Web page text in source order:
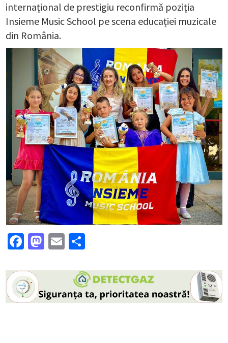
internațional de prestigiu reconfirmă poziția
Insieme Music School pe scena educației muzicale
din România.
Facebook
Mastodon
Email